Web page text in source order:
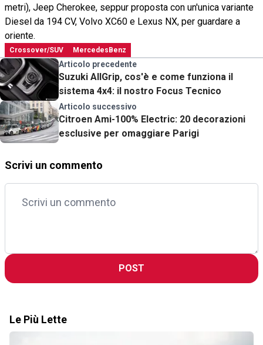
metri), Jeep Cherokee, seppur proposta con un'unica variante
Diesel da 194 CV, Volvo XC60 e Lexus NX, per guardare a
oriente.
Crossover/SUV MercedesBenz
Articolo precedente
Suzuki AllGrip, cos'è e come funziona il
sistema 4x4: il nostro Focus Tecnico
Articolo successivo
Citroen Ami-100% Electric: 20 decorazioni
esclusive per omaggiare Parigi
Scrivi un commento
POST
Le Più Lette